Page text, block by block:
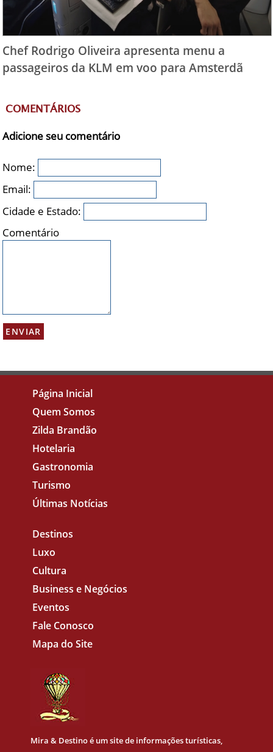
Chef Rodrigo Oliveira apresenta menu a
passageiros da KLM em voo para Amsterdã
COMENTÁRIOS
Adicione seu comentário
Nome:
Email:
Cidade e Estado:
Comentário
Página Inicial
Quem Somos
Zilda Brandão
Hotelaria
Gastronomia
Turismo
Últimas Notícias
Destinos
Luxo
Cultura
Business e Negócios
Eventos
Fale Conosco
Mapa do Site
Mira & Destinoé um site de informações turísticas,